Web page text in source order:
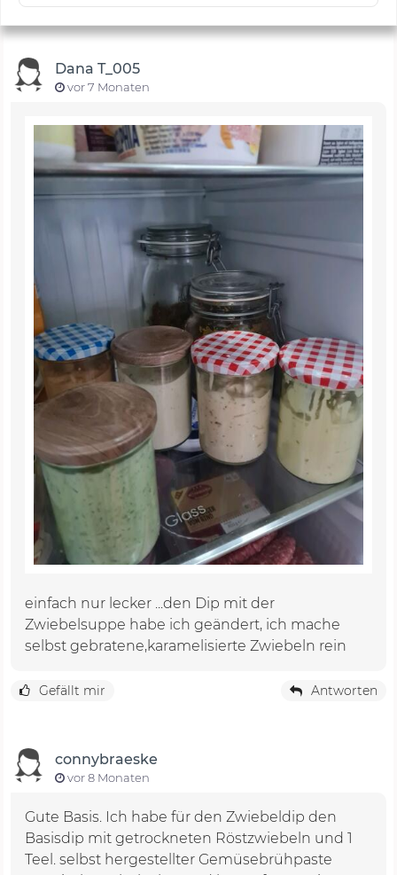
Dana T_005
vor 7 Monaten
einfach nur lecker ...den Dip mit der
Zwiebelsuppe habe ich geändert, ich mache
selbst gebratene,karamelisierte Zwiebeln rein
Gefällt mir Antworten
connybraeske
vor 8 Monaten
Gute Basis. Ich habe für den Zwiebeldip den
Basisdip mit getrockneten Röstzwiebeln und 1
Teel. selbst hergestellter Gemüsebrühpaste